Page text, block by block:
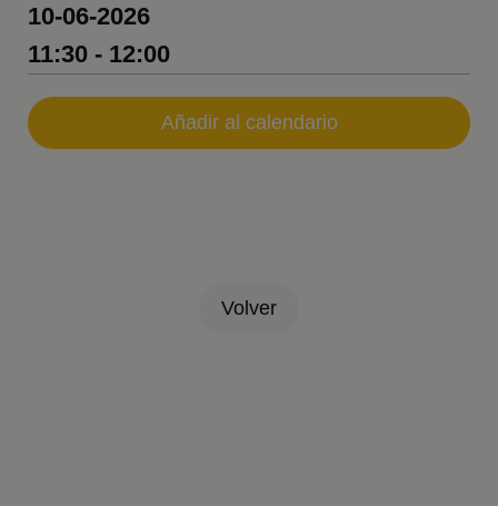
10-06-2026
11:30 - 12:00
Añadir al calendario
Volver